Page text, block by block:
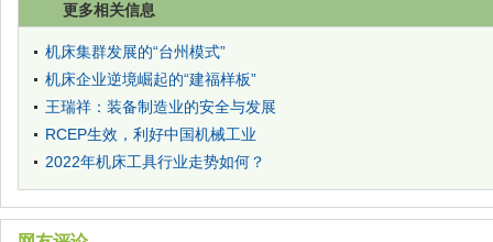
更多相关信息
机床集群发展的“台州模式”
机床企业逆境崛起的“建福样板”
王瑞祥：装备制造业的安全与发展
RCEP生效，利好中国机械工业
2022年机床工具行业走势如何？